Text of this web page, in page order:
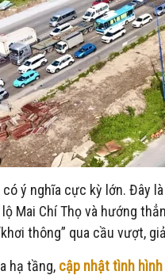
ý nghĩa cực kỳ lớn. Đây
lộ Mai Chí Thọ và hướng
thông” qua cầu vượt,
hạ tầng, cập nhật tình